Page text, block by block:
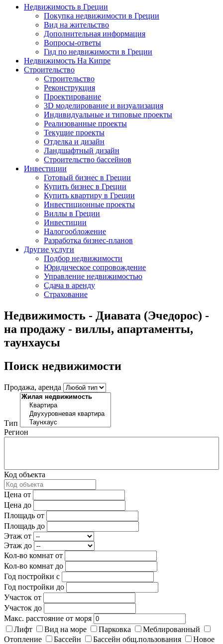
Недвижимость в Греции
Покупка недвижимости в Греции
Вид на жительство
Дополнительная информация
Вопросы-ответы
Гид по недвижимости в Греции
Недвижимость На Кипре
Строительство
Строительство
Реконструкция
Проектирование
3D моделирование и визуализация
Индивидуальные и типовые проекты
Реализованные проекты
Текущие проекты
Отделка и дизайн
Ландшафтный дизайн
Строительство бассейнов
Инвестиции
Готовый бизнес в Греции
Купить бизнес в Греции
Купить квартиру в Греции
Инвестиционные проекты
Виллы в Греции
Инвестиции
Налогообложение
Разработка бизнес-планов
Другие услуги
Подбор недвижимости
Юридическое сопровождение
Управление недвижимостью
Сдача в аренду
Страхование
Недвижимость - Диавата (Эчедорос) -
на продажу - виллы, апартаменты,
таунхаусы
Поиск недвижимости
Продажа, аренда
Тип
Регион
Код объекта
Цена от
Цена до
Площадь от
Площадь до
Этаж от
Этаж до
Кол-во комнат от
Кол-во комнат до
Год постройки с
Год постройки до
Участок от
Участок до
Макс. расстояние от моря
Лифт
Вид на море Парковка
Меблированный
Отопление
Бассейн Бассейн общ.пользования
Новое